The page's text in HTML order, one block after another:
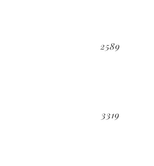
2589
3319